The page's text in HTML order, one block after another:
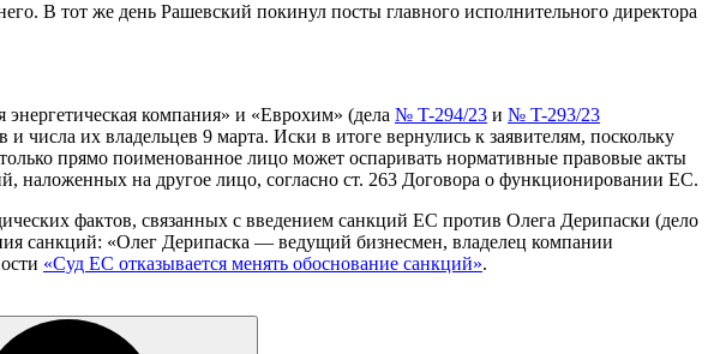
В тот же день Рашевский покинул посты главного исполнительного директора
компания» и «Еврохим» (дела № T-294/23 и № T-293/23
числа их владельцев 9 марта. Иски в итоге вернулись к заявителям, поскольку
прямо поименованное лицо может оспаривать нормативные правовые акты
наложенных на другое лицо, согласно ст. 263 Договора о функционировании ЕС.
фактов, связанных с введением санкций ЕС против Олега Дерипаски (дело
санкций: «Олег Дерипаска — ведущий бизнесмен, владелец компании
«Суд ЕС отказывается менять обоснование санкций».